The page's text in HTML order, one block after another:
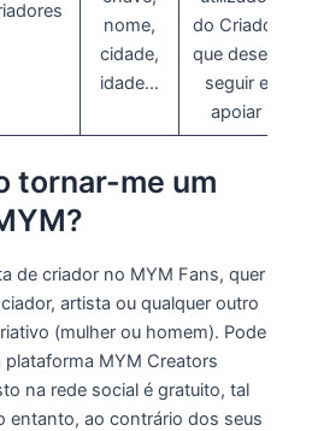
nome,
cidade,
idade…
do Criador
que deseja
seguir e
apoiar
tornar-me um
de criador no MYM Fans, quer
artista ou qualquer outro
(mulher ou homem). Pode
MYM Creators
na rede social é gratuito, tal
entanto, ao contrário dos seus